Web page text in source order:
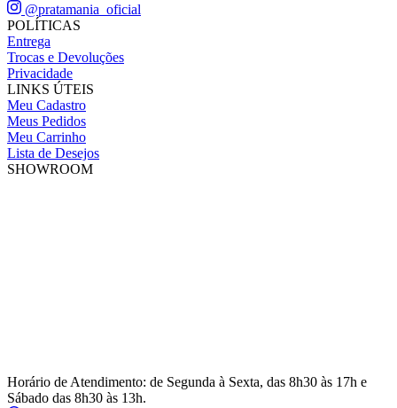
@pratamania_oficial
POLÍTICAS
Entrega
Trocas e Devoluções
Privacidade
LINKS ÚTEIS
Meu Cadastro
Meus Pedidos
Meu Carrinho
Lista de Desejos
SHOWROOM
Horário de Atendimento: de Segunda à Sexta, das 8h30 às 17h e
Sábado das 8h30 às 13h.